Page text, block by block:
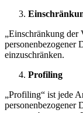
„Einschränkung der
personenbezogener
einzuschränken.
Profiling
„Profiling“ ist jede
personenbezogener